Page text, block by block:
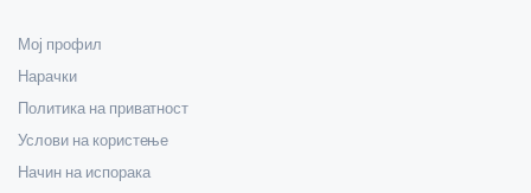
Мој профил
Нарачки
Политика на приватност
Услови на користење
Начин на испорака